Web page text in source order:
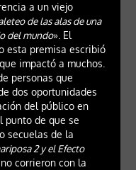
a un viejo
de las alas de una
del mundo». El
esta premisa escribió
impactó a muchos.
personas que
dos oportunidades
del público en
punto de que se
secuelas de la
2 y el Efecto
corrieron con la